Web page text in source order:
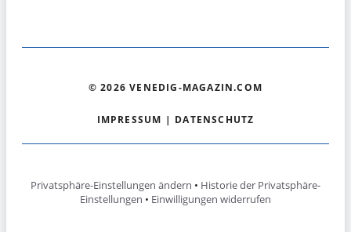
© 2026 VENEDIG-MAGAZIN.COM
IMPRESSUM | DATENSCHUTZ
Privatsphäre-Einstellungen ändern • Historie der Privatsphäre-
Einstellungen • Einwilligungen widerrufen